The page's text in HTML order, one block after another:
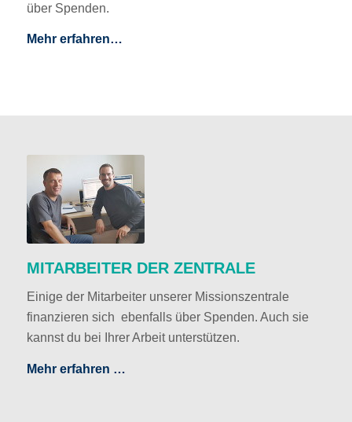
über Spenden.
Mehr erfahren…
MITARBEITER DER ZENTRALE
Einige der Mitarbeiter unserer Missionszentrale
finanzieren sich ebenfalls über Spenden. Auch sie
kannst du bei Ihrer Arbeit unterstützen.
Mehr erfahren …